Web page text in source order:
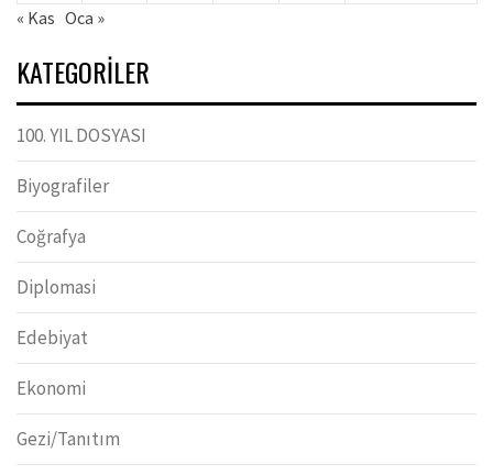
« Kas Oca »
KATEGORILER
100. YIL DOSYASI
Biyografiler
Coğrafya
Diplomasi
Edebiyat
Ekonomi
Gezi/Tanıtım